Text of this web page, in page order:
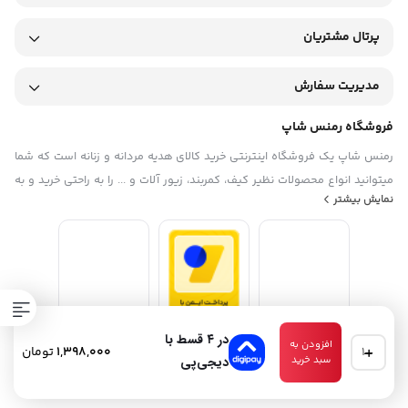
1,398,000تومان ادکلن
زنانه
کورلئونه
افزودن به
سبد خرید
در ۴ قسط با
دیجی‌پی
پرتال مشتریان
مدیریت سفارش
فروشگاه رمنس شاپ
رمنس شاپ یک فروشگاه اینترنتی خرید کالای هدیه مردانه و زنانه است که شما
میتوانید انواع محصولات نظیر کیف، کمربند، زیور آلات و ... را به راحتی خرید و به
دوستان و عزیزانتان هدیه بدهید. آدرس فروشگاه رمنس شاپ: اراک، خیابان
عباس آباد، روبروی پاساژ ساسان، فروشگاه رمنس شاپ ساعات کاری فروشگاه
نمایش بیشتر
تمامی حقوق مادی و معنوی این سایت متعلق به فروشگاه رمنس شاپ میباشد.